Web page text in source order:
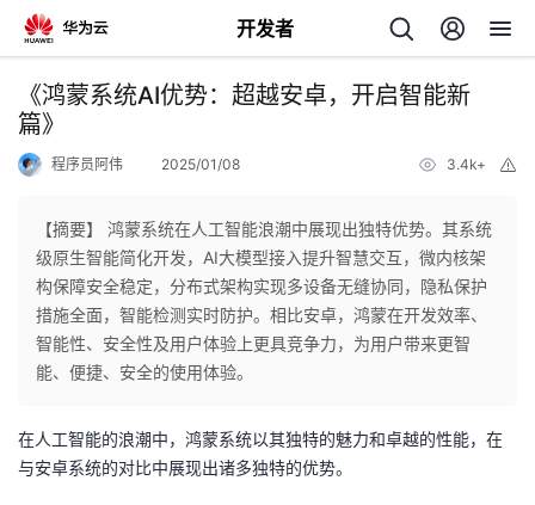
开发者
返
回
个
人
页
我
开
《鸿蒙系统AI优势：超越安卓，开启智能新
篇》
程序员阿伟 2025/01/08 3.4k+
【摘要】 鸿蒙系统在人工智能浪潮中展现出独特优势。其系统
级原生智能简化开发，AI大模型接入提升智慧交互，微内核架
构保障安全稳定，分布式架构实现多设备无缝协同，隐私保护
措施全面，智能检测实时防护。相比安卓，鸿蒙在开发效率、
智能性、安全性及用户体验上更具竞争力，为用户带来更智
能、便捷、安全的使用体验。
在人工智能的浪潮中，鸿蒙系统以其独特的魅力和卓越的性能，在
与安卓系统的对比中展现出诸多独特的优势。